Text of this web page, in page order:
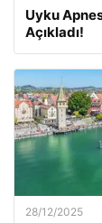
Uyku
Açıkladı!
28/12/2025